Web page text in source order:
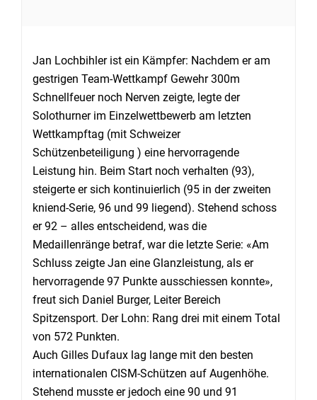
Jan Lochbihler ist ein Kämpfer: Nachdem er am
gestrigen Team-Wettkampf Gewehr 300m
Schnellfeuer noch Nerven zeigte, legte der
Solothurner im Einzelwettbewerb am letzten
Wettkampftag (mit Schweizer
Schützenbeteiligung ) eine hervorragende
Leistung hin. Beim Start noch verhalten (93),
steigerte er sich kontinuierlich (95 in der zweiten
kniend-Serie, 96 und 99 liegend). Stehend schoss
er 92 – alles entscheidend, was die
Medaillenränge betraf, war die letzte Serie: «Am
Schluss zeigte Jan eine Glanzleistung, als er
hervorragende 97 Punkte ausschiessen konnte»,
freut sich Daniel Burger, Leiter Bereich
Spitzensport. Der Lohn: Rang drei mit einem Total
von 572 Punkten.
Auch Gilles Dufaux lag lange mit den besten
internationalen CISM-Schützen auf Augenhöhe.
Stehend musste er jedoch eine 90 und 91